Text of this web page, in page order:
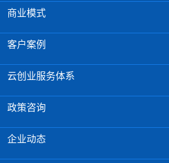
商业模式
客户案例
云创业服务体系
政策咨询
企业动态